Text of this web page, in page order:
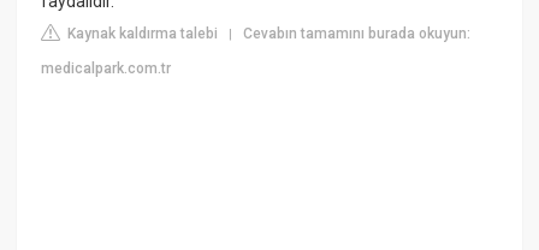
Kaynak kaldırma talebi |Cevabın tamamını burada okuyun:
medicalpark.com.tr